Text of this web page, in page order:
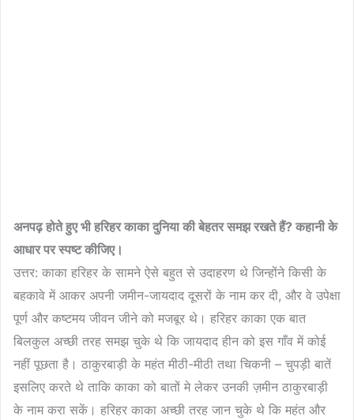
अनपढ़ होते हुए भी हरिहर काका दुनिया की बेहतर समझ रखते हैं? कहानी के
आधार पर स्पष्ट कीजिए।
उत्तर: काका हरिहर के सामने ऐसे बहुत से उदाहरण थे जिन्होंने किसी के
बहकावे में आकर अपनी जमीन-जायदाद दूसरों के नाम कर दी, और वे उपेक्षा
पूर्ण और कष्टमय जीवन जीने को मजबूर थे। हरिहर काका एक बात
बिलकुल अच्छी तरह समझ चुके थे कि जायदाद हीन को इस गाँव में कोई
नहीं पूछता है। ठाकुरबाड़ी के महंत मीठी-मीठी तथा चिकनी – चुपड़ी बातें
इसलिए करते थे ताकि काका को बातों मे लेकर उनकी ज़मीन ठाकुरबाड़ी
के नाम करा सकें। हरिहर काका अच्छी तरह जान चुके थे कि महंत और